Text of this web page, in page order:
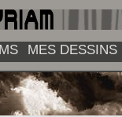
MES DESSINS